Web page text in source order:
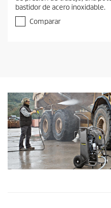
bastidor de acero inoxidable.
Comparar